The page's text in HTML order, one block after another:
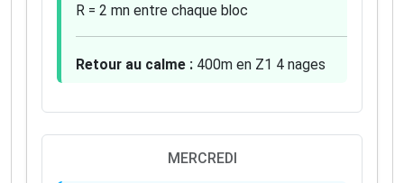
✅ Des codes promo et bons plans
Email
Oui, je veux progresser 💪
R = 2 mn entre chaque bloc
Retour au calme : 400m en Z1 4 nages
MERCREDI